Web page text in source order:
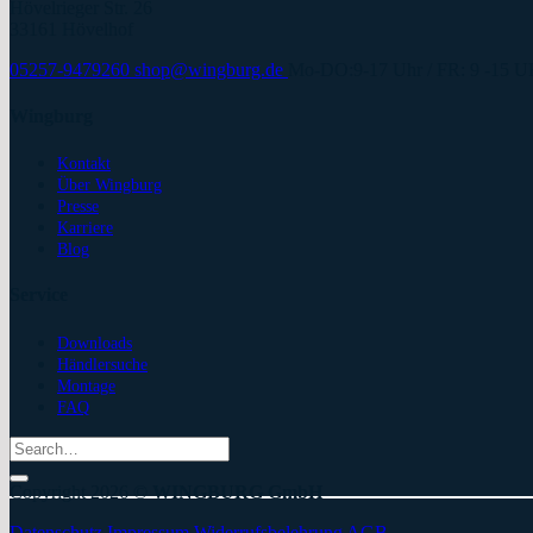
05257-9479260 shop@wingburg.de
Kontakt
Über Wingburg
Presse
Karriere
Blog
Downloads
Händlersuche
Montage
FAQ
Search
for:
Copyright 2026 ©WINGBURG GmbH